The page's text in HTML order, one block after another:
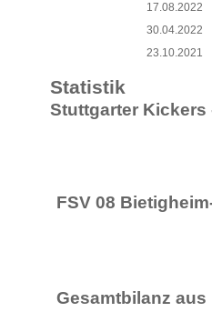
17.08.2022
30.04.2022
23.10.2021
Statistik
Stuttgarter Kickers
FSV 08
Gesamtbilanz